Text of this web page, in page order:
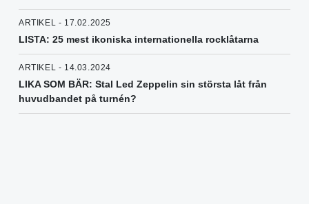
ARTIKEL - 17.02.2025
LISTA: 25 mest ikoniska internationella rocklåtarna
ARTIKEL - 14.03.2024
LIKA SOM BÄR: Stal Led Zeppelin sin största låt från
huvudbandet på turnén?